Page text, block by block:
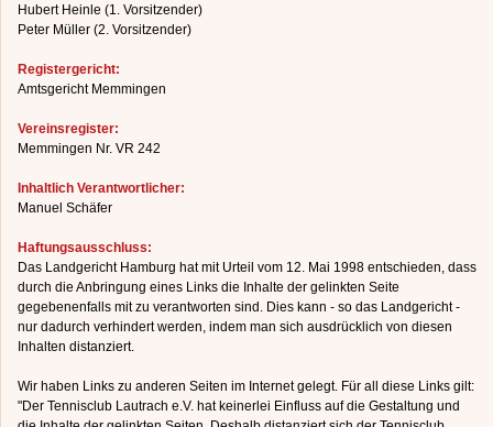
Hubert Heinle (1. Vorsitzender)
Peter Müller (2. Vorsitzender)
Registergericht:
Amtsgericht Memmingen
Vereinsregister:
Memmingen Nr. VR 242
Inhaltlich Verantwortlicher:
Manuel Schäfer
Haftungsausschluss:
Das Landgericht Hamburg hat mit Urteil vom 12. Mai 1998 entschieden, dass
durch die Anbringung eines Links die Inhalte der gelinkten Seite
gegebenenfalls mit zu verantworten sind. Dies kann - so das Landgericht -
nur dadurch verhindert werden, indem man sich ausdrücklich von diesen
Inhalten distanziert.
Wir haben Links zu anderen Seiten im Internet gelegt. Für all diese Links gilt:
"Der Tennisclub Lautrach e.V. hat keinerlei Einfluss auf die Gestaltung und